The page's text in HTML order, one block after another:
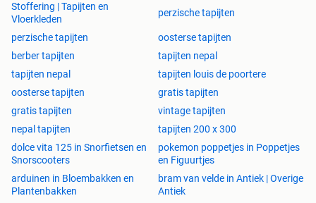
Stoffering | Tapijten en
Vloerkleden
perzische tapijten
perzische tapijten
oosterse tapijten
berber tapijten
tapijten nepal
tapijten nepal
tapijten louis de poortere
oosterse tapijten
gratis tapijten
gratis tapijten
vintage tapijten
nepal tapijten
tapijten 200 x 300
dolce vita 125 in Snorfietsen en
Snorscooters
pokemon poppetjes in Poppetjes
en Figuurtjes
arduinen in Bloembakken en
Plantenbakken
bram van velde in Antiek | Overige
Antiek